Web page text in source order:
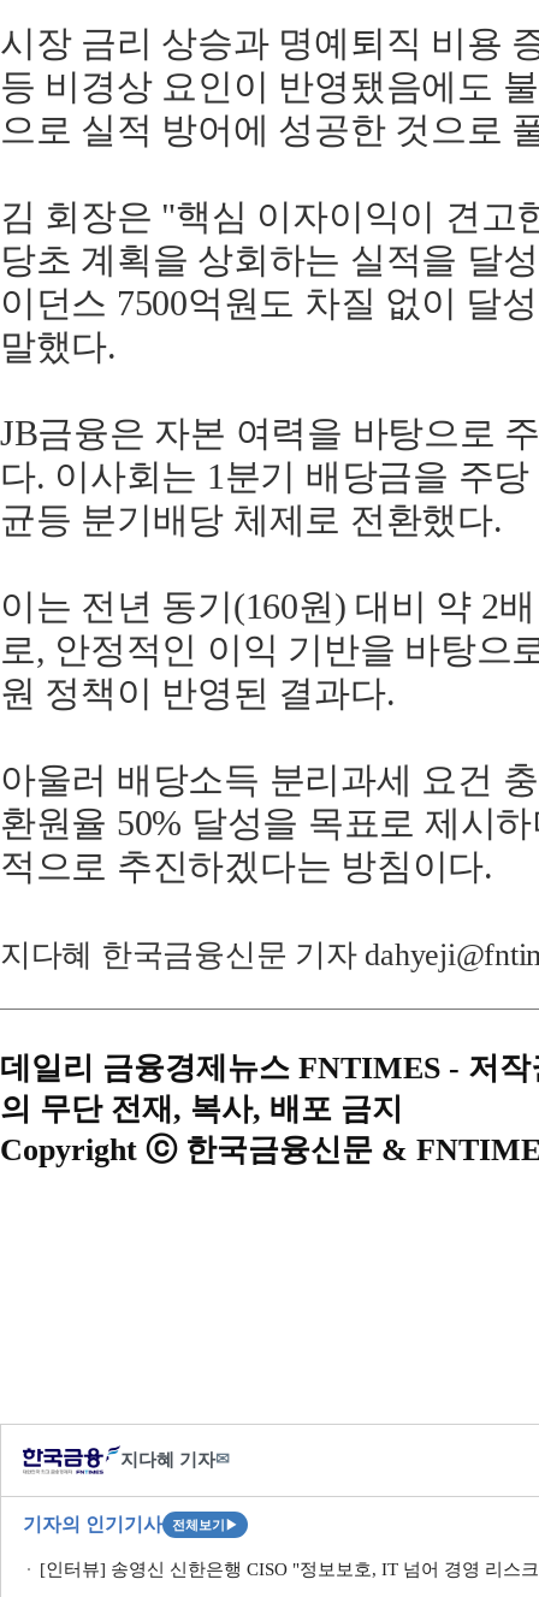
시장 금리 상승과 명예퇴직 비용
등 비경상 요인이 반영됐음에도
으로 실적 방어에 성공한 것으로
김 회장은 "핵심 이자이익이 견고
당초 계획을 상회하는 실적을 달
이던스 7500억원도 차질 없이 달
말했다.
JB금융은 자본 여력을 바탕으로
다. 이사회는 1분기 배당금을 주
균등 분기배당 체제로 전환했다.
이는 전년 동기(160원) 대비 약 2
로, 안정적인 이익 기반을 바탕으
원 정책이 반영된 결과다.
아울러 배당소득 분리과세 요건
환원율 50% 달성을 목표로 제시
적으로 추진하겠다는 방침이다.
지다혜 한국금융신문 기자
데일리 금융경제뉴스 FNTIMES - 저
의 무단 전재, 복사, 배포 금지
Copyright ⓒ 한국금융신문 &
지다혜 기자✉
기자의 인기기사 전체보기 ▶
[인터뷰] 송영신 신한은행 CISO "정보보호, IT 넘어 경영 리스